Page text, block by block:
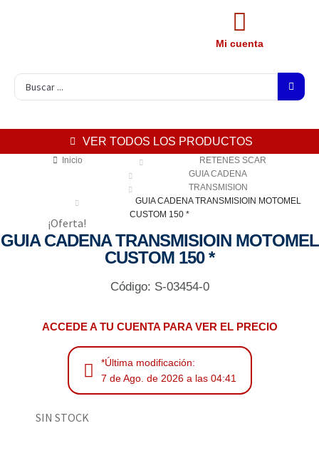
Mi cuenta
VER TODOS LOS PRODUCTOS
Inicio
RETENES SCAR
GUIA CADENA
TRANSMISION
GUIA CADENA TRANSMISIOIN MOTOMEL
CUSTOM 150 *
¡Oferta!
GUIA CADENA TRANSMISIOIN MOTOMEL
CUSTOM 150 *
Código: S-03454-0
ACCEDE A TU CUENTA PARA VER EL PRECIO
*Última modificación:
7 de Ago. de 2026 a las 04:41
SIN STOCK